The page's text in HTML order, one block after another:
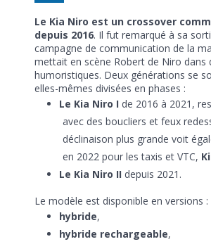
Le Kia Niro est un crossover
depuis 2016. Il fut remarqué à sa
campagne de communication de la
mettait en scène Robert de Niro dans
humoristiques. Deux générations se
elles-mêmes divisées en phases :
Le Kia Niro Ide 2016 à 2021,
avec des boucliers et feux
déclinaison plus grande voit
en 2022 pour les taxis et VTC,
Le Kia Niro IIdepuis 2021.
Le modèle est disponible en versions :
hybride,
hybride rechargeable,